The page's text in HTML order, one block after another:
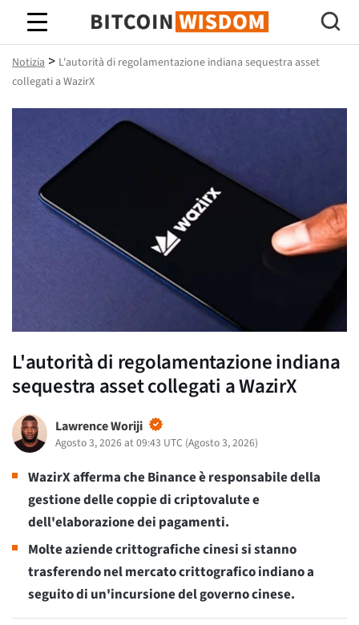
Saggezza Bitcoin
Notizia > L'autorità di regolamentazione indiana sequestra asset
collegati a WazirX
L'autorità di regolamentazione indiana
sequestra asset collegati a WazirX
Lawrence Woriji
Agosto 3, 2026 at 09:43 UTC (Agosto 3, 2026)
WazirX afferma che Binance è responsabile della
gestione delle coppie di criptovalute e
dell'elaborazione dei pagamenti.
Molte aziende crittografiche cinesi si stanno
trasferendo nel mercato crittografico indiano a
seguito di un'incursione del governo cinese.